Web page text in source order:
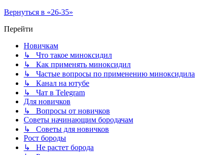
Вернуться в «26-35»
Перейти
Новичкам
↳ Что такое миноксидил
↳ Как применять миноксидил
↳ Частые вопросы по применению миноксидила
↳ Канал на ютубе
↳ Чат в Telegram
Для новичков
↳ Вопросы от новичков
Советы начинающим бородачам
↳ Советы для новичков
Рост бороды
↳ Не растет борода